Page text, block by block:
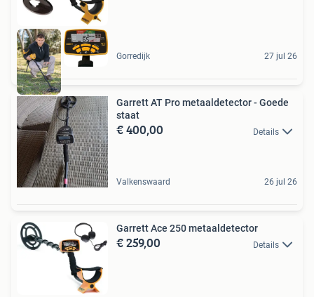
Gorredijk 27 jul 26
Garrett AT Pro metaaldetector - Goede
staat
€ 400,00 Details
Valkenswaard 26 jul 26
Garrett Ace 250 metaaldetector
€ 259,00 Details